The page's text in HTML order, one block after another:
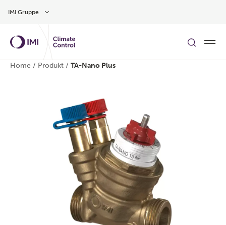
IMI Gruppe
Home / Produkt / TA-Nano Plus